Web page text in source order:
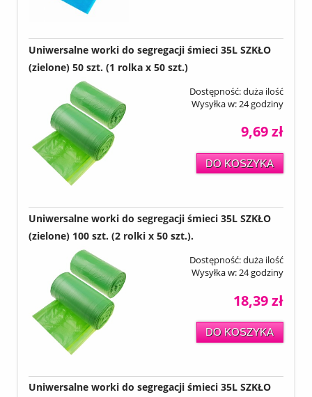
Uniwersalne worki do segregacji śmieci 35L SZKŁO
(zielone) 50 szt. (1 rolka x 50 szt.)
Dostępność:duża ilość
Wysyłka w:24 godziny
9,69 zł
DO KOSZYKA
Uniwersalne worki do segregacji śmieci 35L SZKŁO
(zielone) 100 szt. (2 rolki x 50 szt.).
Dostępność:duża ilość
Wysyłka w:24 godziny
18,39 zł
DO KOSZYKA
Uniwersalne worki do segregacji śmieci 35L SZKŁO